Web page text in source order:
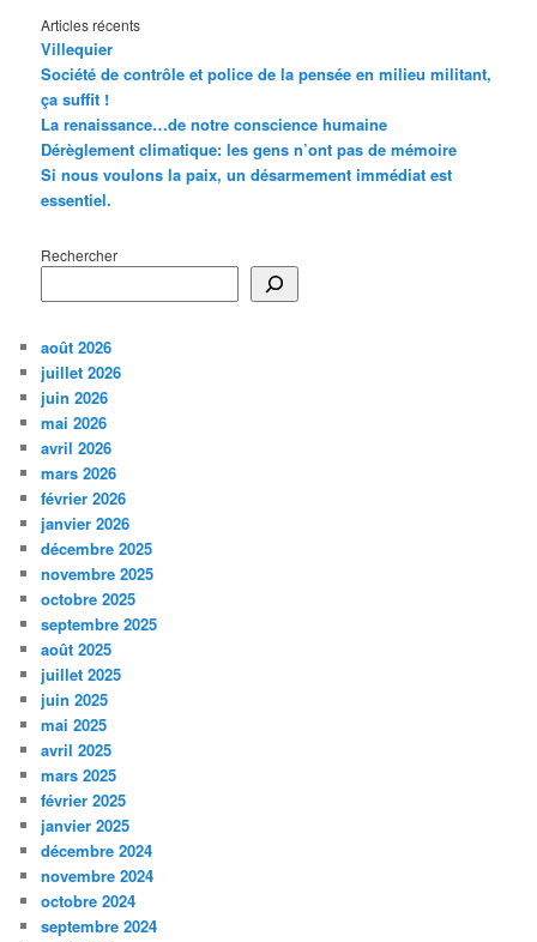
Articles récents
Villequier
Société de contrôle et police de la pensée en milieu militant,
ça suffit !
La renaissance…de notre conscience humaine
Dérèglement climatique: les gens n’ont pas de mémoire
Si nous voulons la paix, un désarmement immédiat est
essentiel.
Rechercher
août 2026
juillet 2026
juin 2026
mai 2026
avril 2026
mars 2026
février 2026
janvier 2026
décembre 2025
novembre 2025
octobre 2025
septembre 2025
août 2025
juillet 2025
juin 2025
mai 2025
avril 2025
mars 2025
février 2025
janvier 2025
décembre 2024
novembre 2024
octobre 2024
septembre 2024